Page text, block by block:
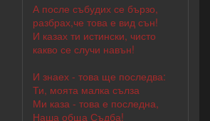
А после събудих се бързо,
разбрах,че това е вид сън!
И казах ти истински, чисто
какво се случи навън!
И знаех - това ще последва:
Ти, моята малка сълза
Ми каза - това е последна,
Наша обща Съдба!